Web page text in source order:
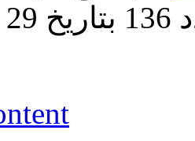
2019